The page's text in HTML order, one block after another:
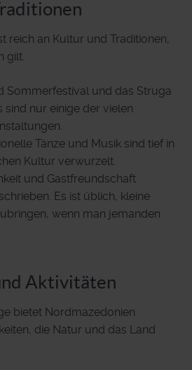
reich an Kultur und Traditionen,
gilt.
Sommerfestival und das Struga
sind nur einige der vielen
Tänze und Musik sind tief in
Kultur verwurzelt.
und Gastfreundschaft
Es ist üblich, kleine
wenn man jemanden
Aktivitäten
bietet Nordmazedonien
die Natur und das Land